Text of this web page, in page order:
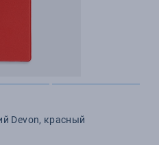
Devon, красный